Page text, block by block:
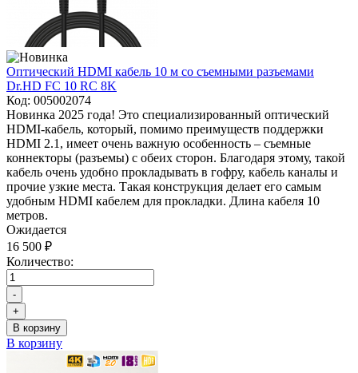
Оптический HDMI кабель 10 м со съемными разъемами
Dr.HD FC 10 RC 8K
Код: 005002074
Новинка 2025 года! Это специализированный оптический
HDMI-кабель, который, помимо преимуществ поддержки
HDMI 2.1, имеет очень важную особенность – съемные
коннекторы (разъемы) с обеих сторон. Благодаря этому, такой
кабель очень удобно прокладывать в гофру, кабель каналы и
прочие узкие места. Такая конструкция делает его самым
удобным HDMI кабелем для прокладки. Длина кабеля 10
метров.
Ожидается
16 500 ₽
Количество:
-
+
В корзину
В корзину